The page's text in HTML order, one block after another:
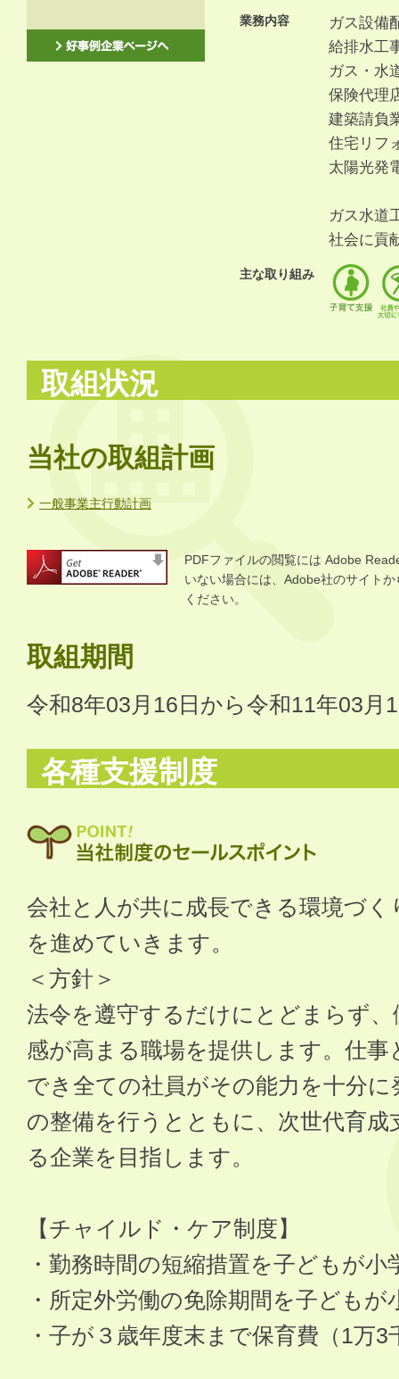
業務内容
ガス設備
給排水工
ガス・水
保険代理
建築請負
住宅リフ
太陽光発
ガス水道
社会に貢
主な取り組み
取組状況
当社の取組計画
一般事業主行動計画
PDFファイルの閲覧には Adobe
いない場合には、Adobe社のサイト
ください。
取組期間
令和8年03月16日から令和11年03月
各種支援制度
会社と人が共に成長できる環境づ
を進めていきます。
＜方針＞
法令を遵守するだけにとどまらず
感が高まる職場を提供します。仕
でき全ての社員がその能力を十分
の整備を行うとともに、次世代育
る企業を目指します。
【チャイルド・ケア制度】
・勤務時間の短縮措置を子どもが
・所定外労働の免除期間を子どもが
・子が３歳年度末まで保育費（1万3